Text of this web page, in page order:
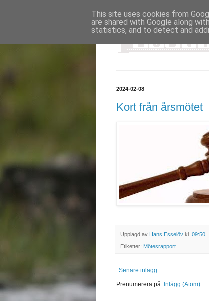
2024-02-08
Kort från årsmötet
Upplagd av Hans Esselöv kl. 09:50
Etiketter: Mötesrapport
Senare inlägg
Prenumerera på: Inlägg (Atom)
This site uses cookies from
are shared with Google along
statistics, and to detect and